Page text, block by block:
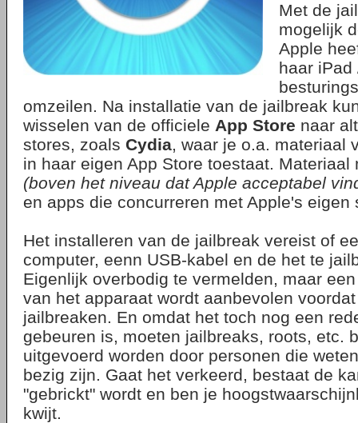
Met de
mogelijk
Apple
haar iPad
omzeilen. Na installatie van de jailbreak
wisselen van de officiele App Store naar
stores, zoals Cydia, waar je o.a. materiaal
in haar eigen App Store toestaat. Materiaal
(boven het niveau dat Apple acceptabel
en apps die concurreren met Apple's eigen
Het installeren van de jailbreak vereist of
computer, eenn USB-kabel en de het te
Eigenlijk overbodig te vermelden, maar
van het apparaat wordt aanbevolen
jailbreaken. En omdat het toch nog een
gebeuren is, moeten jailbreaks, roots, etc.
uitgevoerd worden door personen die
bezig zijn. Gaat het verkeerd, bestaat de
"gebrickt" wordt en ben je
kwijt.